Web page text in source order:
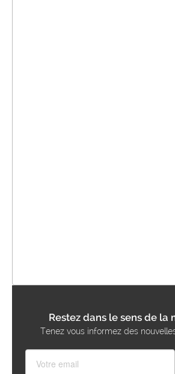
Restez dans le sens de la
Tenez vous informez des